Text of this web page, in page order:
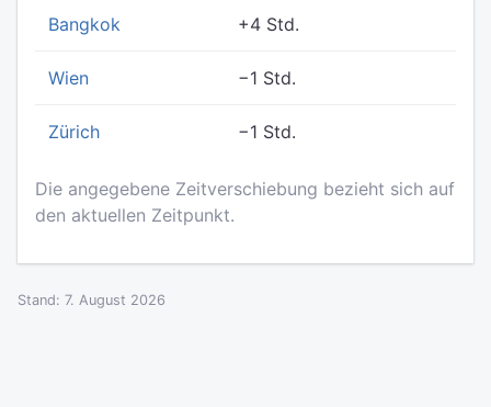
Bangkok +4 Std.
Wien −1 Std.
Zürich −1 Std.
Die angegebene Zeitverschiebung bezieht sich auf
den aktuellen Zeitpunkt.
Stand: 7. August 2026